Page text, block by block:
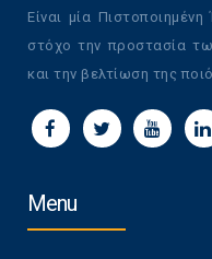
Είναι μία
στόχο την προστασία
και την βελτίωση της
Menu